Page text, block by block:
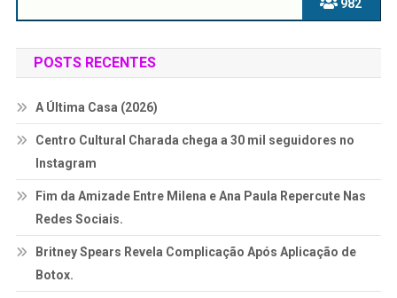
982
POSTS RECENTES
A Última Casa (2026)
Centro Cultural Charada chega a 30 mil seguidores no
Instagram
Fim da Amizade Entre Milena e Ana Paula Repercute Nas
Redes Sociais.
Britney Spears Revela Complicação Após Aplicação de
Botox.